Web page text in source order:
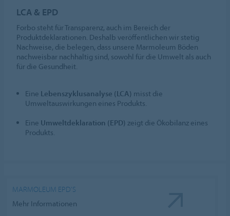
LCA & EPD
Forbo steht für Transparenz, auch im Bereich der
Produktdeklarationen. Deshalb veröffentlichen wir stetig
Nachweise, die belegen, dass unsere Marmoleum Böden
nachweisbar nachhaltig sind, sowohl für die Umwelt als auch
für die Gesundheit.
Eine Lebenszyklusanalyse (LCA) misst die
Umweltauswirkungen eines Produkts.
Eine Umweltdeklaration (EPD) zeigt die Ökobilanz eines
Produkts.
MARMOLEUM EPD'S
Mehr Informationen